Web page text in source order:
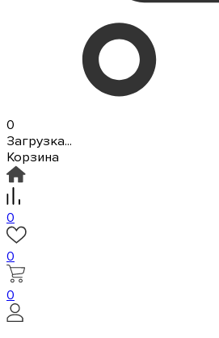
0
Загрузка...
Корзина
0
0
0